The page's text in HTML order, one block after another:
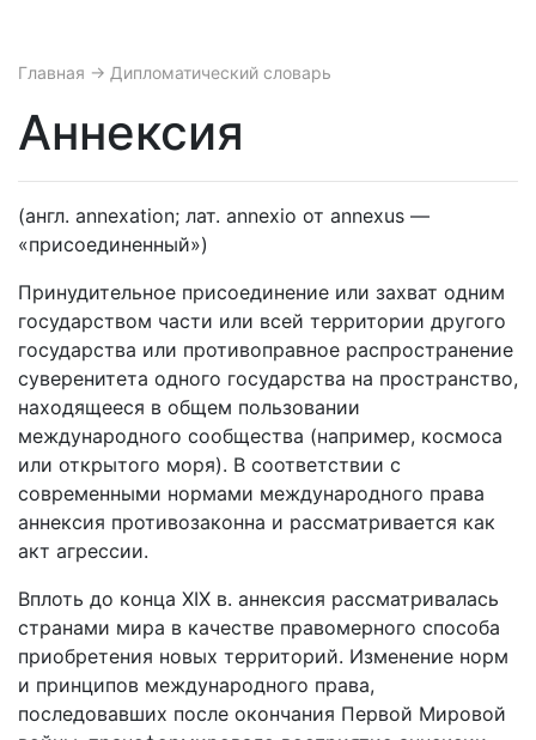
Главная → Дипломатический словарь
Аннексия
(англ. annexation; лат. annexio от annexus —
«присоединенный»)
Принудительное присоединение или захват одним
государством части или всей территории другого
государства или противоправное распространение
суверенитета одного государства на пространство,
находящееся в общем пользовании
международного сообщества (например, космоса
или открытого моря). В соответствии с
современными нормами международного права
аннексия противозаконна и рассматривается как
акт агрессии.
Вплоть до конца XIX в. аннексия рассматривалась
странами мира в качестве правомерного способа
приобретения новых территорий. Изменение норм
и принципов международного права,
последовавших после окончания Первой Мировой